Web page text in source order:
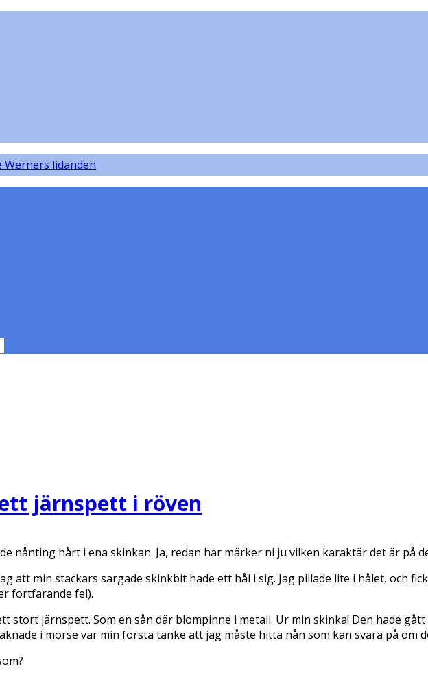
järnspett i röven
nånting hårt i ena skinkan. Ja, redan här märker ni ju vilken karaktär det är på
att min stackars sargade skinkbit hade ett hål i sig. Jag pillade lite i hålet, och
fortfarande fel).
stort järnspett. Som en sån där blompinne i metall. Ur min skinka! Den hade
i morse var min första tanke att jag måste hitta nån som kan svara på om